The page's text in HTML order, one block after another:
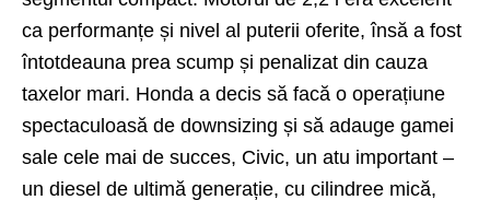
ca performanțe și nivel al puterii oferite, însă a fost
întotdeauna prea scump și penalizat din cauza
taxelor mari. Honda a decis să facă o operațiune
spectaculoasă de downsizing și să adauge gamei
sale cele mai de succes, Civic, un atu important –
un diesel de ultimă generație, cu cilindree mică,